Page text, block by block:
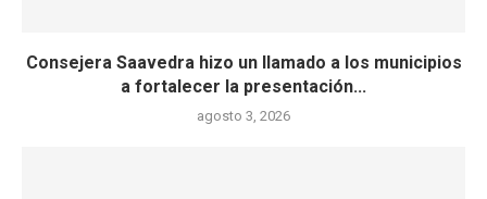
Consejera Saavedra hizo un llamado a los municipios
a fortalecer la presentación...
agosto 3, 2026